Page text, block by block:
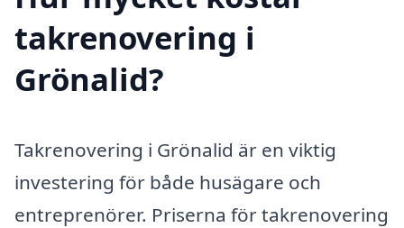
takrenovering i
Grönalid?
Takrenovering i Grönalid är en viktig
investering för både husägare och
entreprenörer. Priserna för takrenovering